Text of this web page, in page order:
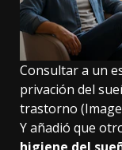
Consultar a un
privación del
trastorno
Y añadió que